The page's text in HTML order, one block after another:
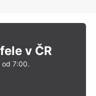
v ČR
od 7:00.